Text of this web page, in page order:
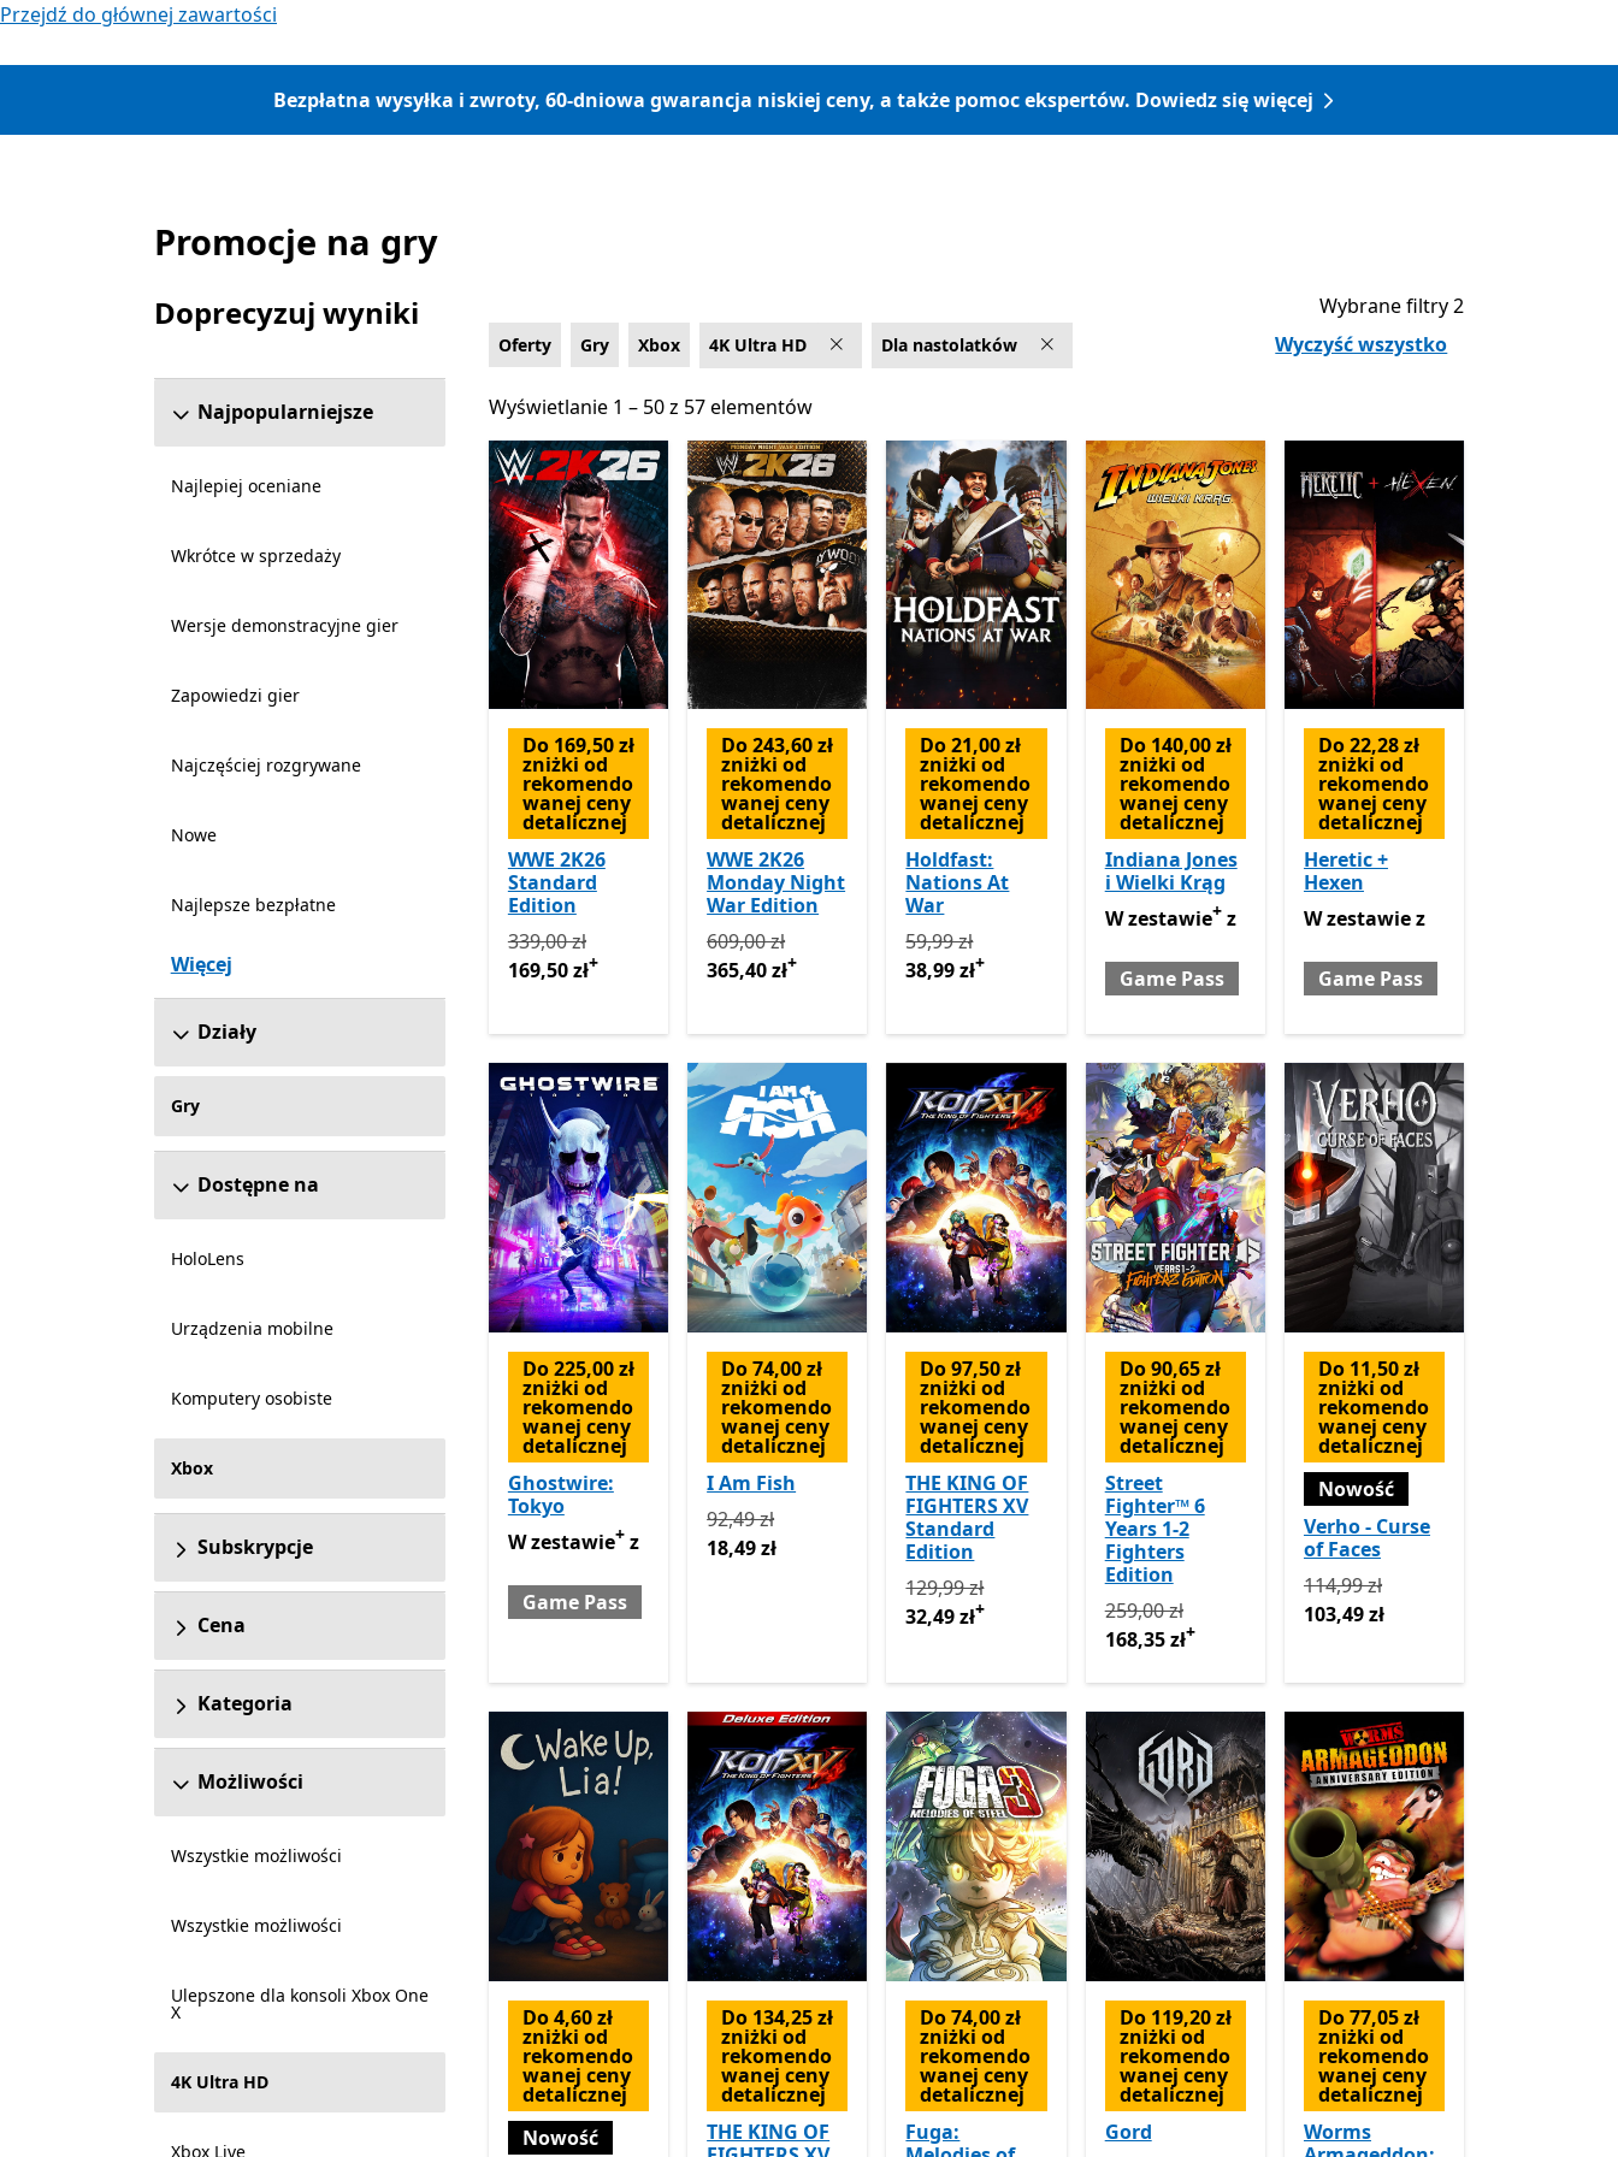
Przejdź do głównej zawartości
Bezpłatna wysyłka i zwroty, 60-dniowa gwarancja niskiej ceny, a także pomoc ekspertów. Dowiedz się więcej
Lista Microsoft.com
Promocje na gry
Doprecyzuj wyniki
Pomiń sekcję uściślania wyników
Najpopularniejsze
Najlepiej oceniane
Wkrótce w sprzedaży
Wersje demonstracyjne gier
Zapowiedzi gier
Najczęściej rozgrywane
Nowe
Najlepsze bezpłatne
Więcej
Działy
Gry
Dostępne na
HoloLens
Urządzenia mobilne
Komputery osobiste
Xbox
Subskrypcje
Cena
Kategoria
Możliwości
Wszystkie możliwości
Wszystkie możliwości
Ulepszone dla konsoli Xbox One
X
4K Ultra HD
Xbox Live
Oferty Gry Xbox 4K Ultra HD Dla nastolatków
Wybrane filtry 2
Wyczyść wszystko
Wyświetlanie 1 – 50 z 57 elementów
Wyświetlanie 1 – 50 z 57 elementów
Do 169,50 zł
zniżki od
rekomendo
wanej ceny
detalicznej
WWE 2K26
Standard
Edition
Pierwotnie 339,00 zł teraz 169,50 zł
Oferty zakupu w aplikacji
339,00 zł
169,50 zł+
Do 243,60 zł
zniżki od
rekomendo
wanej ceny
detalicznej
WWE 2K26
Monday Night
War Edition
Pierwotnie 609,00 zł teraz 365,40 zł
609,00 zł
365,40 zł+
Do 21,00 zł
zniżki od
rekomendo
wanej ceny
detalicznej
Holdfast:
Nations At
War
Pierwotnie 59,99 zł teraz 38,99 zł
59,99 zł
38,99 zł+
Do 140,00 zł
zniżki od
rekomendo
wanej ceny
detalicznej
Indiana Jones
i Wielki Krąg
W zestawie z Game PassOferty zakupu w aplikacji
W zestawie+ z
Game Pass
Do 22,28 zł
zniżki od
rekomendo
wanej ceny
detalicznej
Heretic +
Hexen
W zestawie z Game Pass
W zestawiez
Game Pass
Do 225,00 zł
zniżki od
rekomendo
wanej ceny
detalicznej
Ghostwire:
Tokyo
W zestawie z Game Pass Oferty zakupu w aplikacji
W zestawie+ z
Game Pass
Do 74,00 zł
zniżki od
rekomendo
wanej ceny
detalicznej
I Am Fish
Pierwotnie 92,49 zł teraz 18,49 zł
92,49 zł
18,49 zł
Do 97,50 zł
zniżki od
rekomendo
wanej ceny
detalicznej
THE KING OF
FIGHTERS XV
Standard
Edition
Pierwotnie 129,99 zł teraz 32,49 zł
Oferty zakupu w aplikacji
129,99 zł
32,49 zł+
Do 90,65 zł
zniżki od
rekomendo
wanej ceny
detalicznej
Street
Fighter™ 6
Years 1-2
Fighters
Edition
Pierwotnie 259,00 zł teraz 168,35 zł
259,00 zł
168,35 zł+
Do 11,50 zł
zniżki od
rekomendo
wanej ceny
detalicznej
Nowość
Verho - Curse
of Faces
Pierwotnie 114,99 zł teraz 103,49 zł
114,99 zł
103,49 zł
Do 4,60 zł
zniżki od
rekomendo
wanej ceny
detalicznej
Nowość
Do 134,25 zł
zniżki od
rekomendo
wanej ceny
detalicznej
THE KING OF
Do 74,00 zł
zniżki od
rekomendo
wanej ceny
detalicznej
Fuga:
Do 119,20 zł
zniżki od
rekomendo
wanej ceny
detalicznej
Gord
Do 77,05 zł
zniżki od
rekomendo
wanej ceny
detalicznej
Worms